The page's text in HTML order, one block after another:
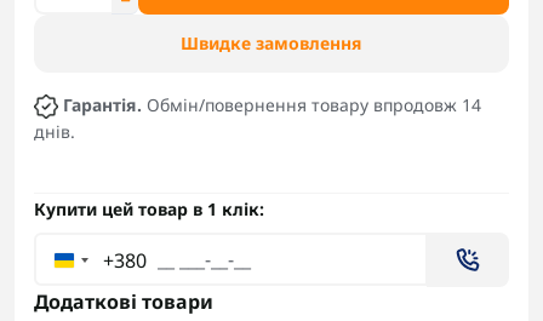
Швидке замовлення
Гарантія. Обмін/повернення товару впродовж 14
днів.
Купити цей товар в 1 клік:
+380
Додаткові товари